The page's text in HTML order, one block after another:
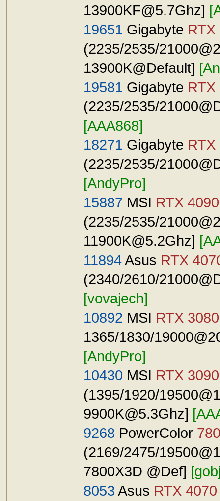
13900KF@5.7Ghz]
19651 Gigabyte RTX
(2235/2535/
13900K@Default]
19581 Gigabyte RTX
(2235/2535/
[AAA868]
18271 Gigabyte RTX
(2235/2535/
[AndyPro]
15887 MSI RTX 4090
(2235/2535/
11900K@5.2Ghz]
11894Asus RTX
(2340/2610/
[vovajech]
10892 MSI RTX
1365/1830/
[AndyPro]
10430 MSI RTX 3090
(1395/1920/
9900K@5.3Ghz]
9268 PowerColor
(2169/2475/
7800X3D @Def]
8053 Asus RTX 4070